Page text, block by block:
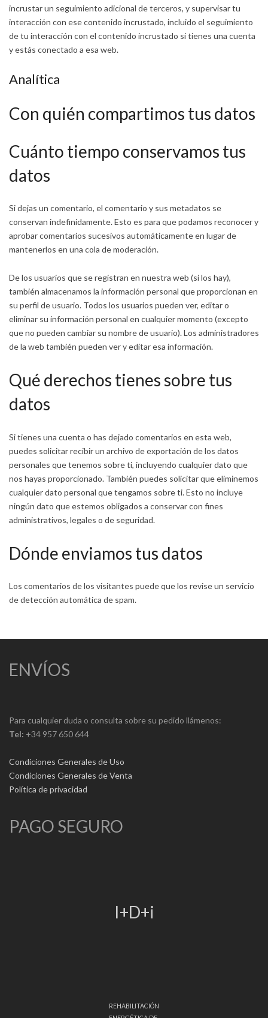
incrustar un seguimiento adicional de terceros, y supervisar tu
interacción con ese contenido incrustado, incluido el seguimiento
de tu interacción con el contenido incrustado si tienes una cuenta
y estás conectado a esa web.
Analítica
Con quién compartimos tus datos
Cuánto tiempo conservamos tus
datos
Si dejas un comentario, el comentario y sus metadatos se
conservan indefinidamente. Esto es para que podamos reconocer y
aprobar comentarios sucesivos automáticamente en lugar de
mantenerlos en una cola de moderación.
De los usuarios que se registran en nuestra web (si los hay),
también almacenamos la información personal que proporcionan en
su perfil de usuario. Todos los usuarios pueden ver, editar o
eliminar su información personal en cualquier momento (excepto
que no pueden cambiar su nombre de usuario). Los administradores
de la web también pueden ver y editar esa información.
Qué derechos tienes sobre tus
datos
Si tienes una cuenta o has dejado comentarios en esta web,
puedes solicitar recibir un archivo de exportación de los datos
personales que tenemos sobre ti, incluyendo cualquier dato que
nos hayas proporcionado. También puedes solicitar que eliminemos
cualquier dato personal que tengamos sobre ti. Esto no incluye
ningún dato que estemos obligados a conservar con fines
administrativos, legales o de seguridad.
Dónde enviamos tus datos
Los comentarios de los visitantes puede que los revise un servicio
de detección automática de spam.
ENVÍOS
Para cualquier duda o consulta sobre su pedido llámenos:
Tel: +34 957 650 644
Condiciones Generales de Uso
Condiciones Generales de Venta
Política de privacidad
PAGO SEGURO
I+D+i
REHABILITACIÓN